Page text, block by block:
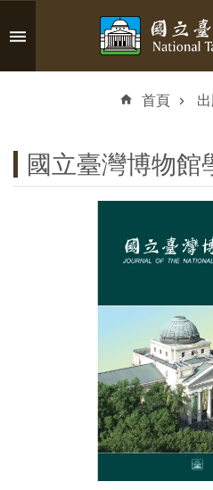
跳到主要內容區塊
首頁
國立臺灣博物館